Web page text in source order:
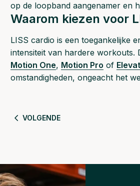
op de loopband aangenamer en
Waarom kiezen voor
LISS cardio is een toegankelijke
intensiteit van hardere workouts.
Motion One, Motion Pro of
omstandigheden, ongeacht het
VOLGENDE